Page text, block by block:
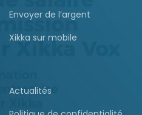
Envoyer de l’argent
Xikka sur mobile
Actualités